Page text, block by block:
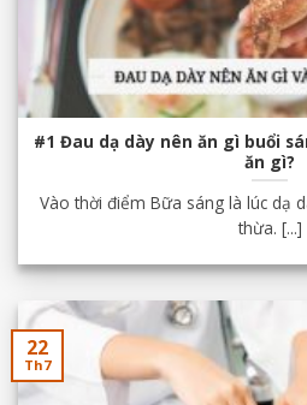
#1 Đau dạ dày nên ăn gì buổi
ăn gì?
Vào thời điểm Bữa sáng là lúc dạ
thừa. [...]
22
Th7